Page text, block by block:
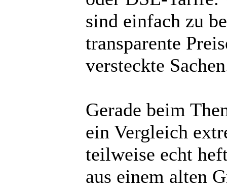
sind einfach zu
transparente
versteckte
Gerade beim
ein Vergleich
teilweise echt
aus einem alten